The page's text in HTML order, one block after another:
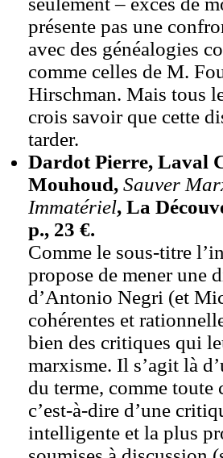
présente pas une
avec des généalogies
comme celles de M.
Hirschman. Mais tous
crois savoir que cette
tarder.
Dardot Pierre, Laval
Mouhoud, Sauver
Immatériel, La
p., 23 €.
Comme le sous-titre
propose de mener une
d’Antonio Negri (et
cohérentes et
bien des critiques qui
marxisme. Il s’agit là
du terme, comme
c’est-à-dire d’une
intelligente et la plus